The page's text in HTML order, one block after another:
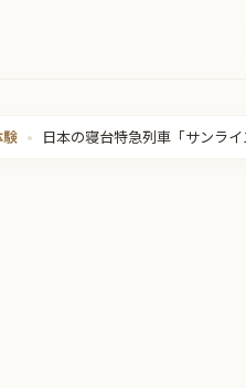
験 • 日本の寝台特急列車「サンラ